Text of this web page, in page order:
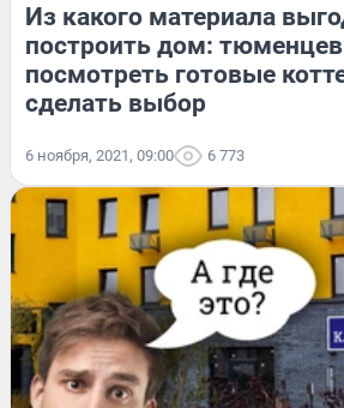
Из какого материала
построить дом:
посмотреть готовые
сделать выбор
6 ноября, 2021, 09:00 6 773